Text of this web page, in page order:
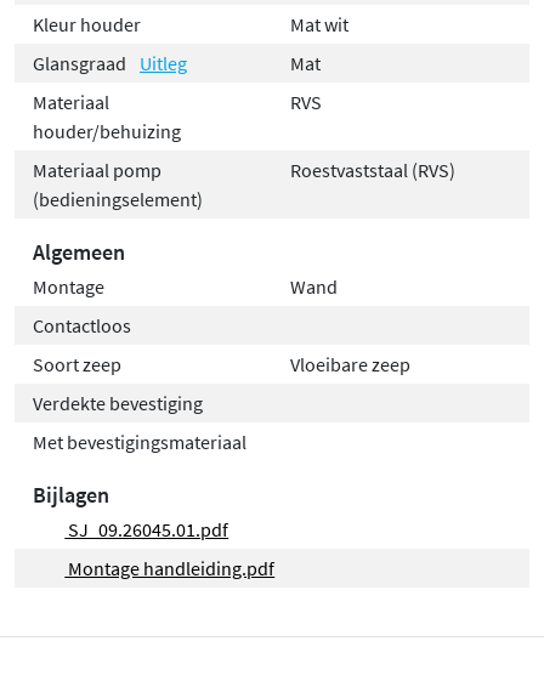
Kleur houder
Mat wit
Glansgraad
Uitleg
Mat
Materiaal
houder/behuizing
RVS
Materiaal pomp
(bedieningselement)
Roestvaststaal (RVS)
Algemeen
Montage
Wand
Contactloos
Soort zeep
Vloeibare zeep
Verdekte bevestiging
Met bevestigingsmateriaal
Bijlagen
SJ_09.26045.01.pdf
Montage handleiding.pdf